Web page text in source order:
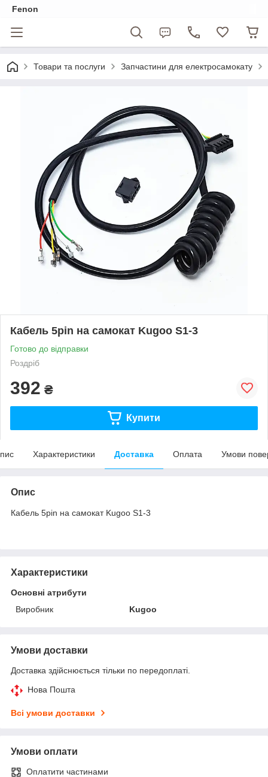
Fenon
Товари та послуги Запчастини для електросамокату
Кабель 5pin на самокат Kugoo S1-3
Готово до відправки
Роздріб
392 ₴
Купити
Характеристики Доставка Оплата Умови
Опис
Кабель 5pin на самокат Kugoo S1-3
Характеристики
Основні атрибути
Виробник
Kugoo
Умови доставки
Доставка здійснюється тільки по передоплаті.
Нова Пошта
Всі умови доставки
Умови оплати
Оплатити частинами